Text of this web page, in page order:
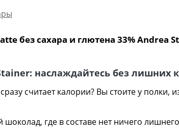
без сахара и глютена 33% Andrea
наслаждайтесь без лишних
считает калории? Вы стоите у полки,
где в составе нет ничего